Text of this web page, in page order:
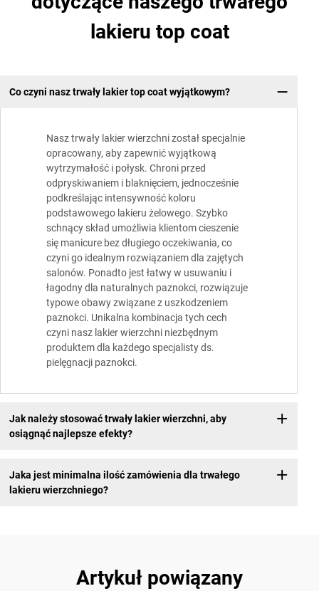
lakieru top coat
Co czyni nasz trwały lakier top coat wyjątkowym?
Nasz trwały lakier wierzchni został specjalnie
opracowany, aby zapewnić wyjątkową
wytrzymałość i połysk. Chroni przed
odpryskiwaniem i blaknięciem, jednocześnie
podkreślając intensywność koloru
podstawowego lakieru żelowego. Szybko
schnący skład umożliwia klientom cieszenie
się manicure bez długiego oczekiwania, co
czyni go idealnym rozwiązaniem dla zajętych
salonów. Ponadto jest łatwy w usuwaniu i
łagodny dla naturalnych paznokci, rozwiązuje
typowe obawy związane z uszkodzeniem
paznokci. Unikalna kombinacja tych cech
czyni nasz lakier wierzchni niezbędnym
produktem dla każdego specjalisty ds.
pielęgnacji paznokci.
Jak należy stosować trwały lakier wierzchni, aby
osiągnąć najlepsze efekty?
Jaka jest minimalna ilość zamówienia dla trwałego
lakieru wierzchniego?
Artykuł powiązany